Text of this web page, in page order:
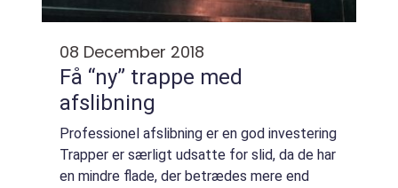
08 December 2018
Få “ny” trappe med
afslibning
Professionel afslibning er en god investering
Trapper er særligt udsatte for slid, da de har
en mindre flade, der betrædes mere end